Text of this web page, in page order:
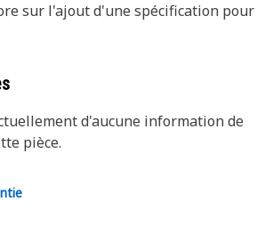
sur l'ajout d'une spécification pour
d'aucune information de
pièce.